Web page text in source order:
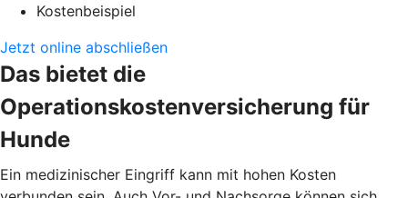
Kostenbeispiel
Jetzt online abschließen
Das bietet die
Operationskostenversicherung für
Hunde
Ein medizinischer Eingriff kann mit hohen Kosten